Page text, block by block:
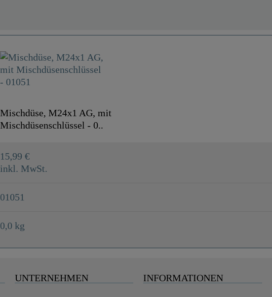
0,0 Kg
Mischdüse, M24x1 AG, mit
Mischdüsenschlüssel - 0..
15,99 €
inkl. MwSt.
01051
0,0 kg
UNTERNEHMEN INFORMATIONEN